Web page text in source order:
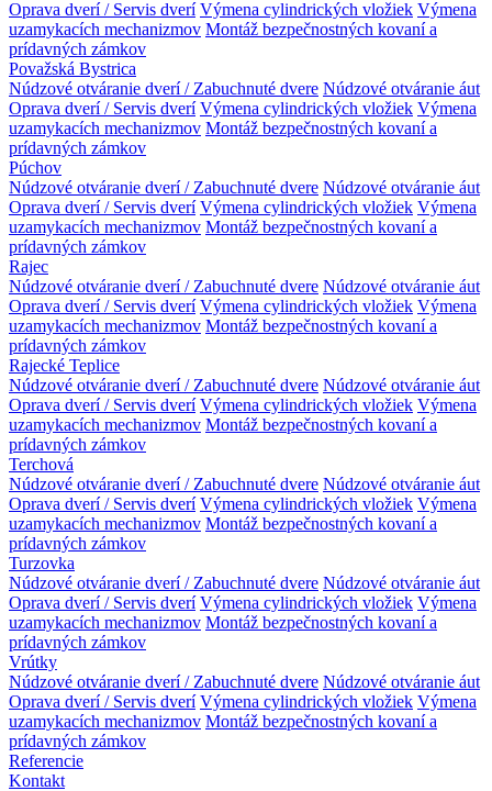
Oprava dverí / Servis dverí Výmena cylindrických vložiek Výmena
uzamykacích mechanizmov Montáž bezpečnostných kovaní a
prídavných zámkov
Považská Bystrica
Núdzové otváranie dverí / Zabuchnuté dvere Núdzové otváranie áut
Oprava dverí / Servis dverí Výmena cylindrických vložiek Výmena
uzamykacích mechanizmov Montáž bezpečnostných kovaní a
prídavných zámkov
Púchov
Núdzové otváranie dverí / Zabuchnuté dvere Núdzové otváranie áut
Oprava dverí / Servis dverí Výmena cylindrických vložiek Výmena
uzamykacích mechanizmov Montáž bezpečnostných kovaní a
prídavných zámkov
Rajec
Núdzové otváranie dverí / Zabuchnuté dvere Núdzové otváranie áut
Oprava dverí / Servis dverí Výmena cylindrických vložiek Výmena
uzamykacích mechanizmov Montáž bezpečnostných kovaní a
prídavných zámkov
Rajecké Teplice
Núdzové otváranie dverí / Zabuchnuté dvere Núdzové otváranie áut
Oprava dverí / Servis dverí Výmena cylindrických vložiek Výmena
uzamykacích mechanizmov Montáž bezpečnostných kovaní a
prídavných zámkov
Terchová
Núdzové otváranie dverí / Zabuchnuté dvere Núdzové otváranie áut
Oprava dverí / Servis dverí Výmena cylindrických vložiek Výmena
uzamykacích mechanizmov Montáž bezpečnostných kovaní a
prídavných zámkov
Turzovka
Núdzové otváranie dverí / Zabuchnuté dvere Núdzové otváranie áut
Oprava dverí / Servis dverí Výmena cylindrických vložiek Výmena
uzamykacích mechanizmov Montáž bezpečnostných kovaní a
prídavných zámkov
Vrútky
Núdzové otváranie dverí / Zabuchnuté dvere Núdzové otváranie áut
Oprava dverí / Servis dverí Výmena cylindrických vložiek Výmena
uzamykacích mechanizmov Montáž bezpečnostných kovaní a
prídavných zámkov
Referencie
Kontakt